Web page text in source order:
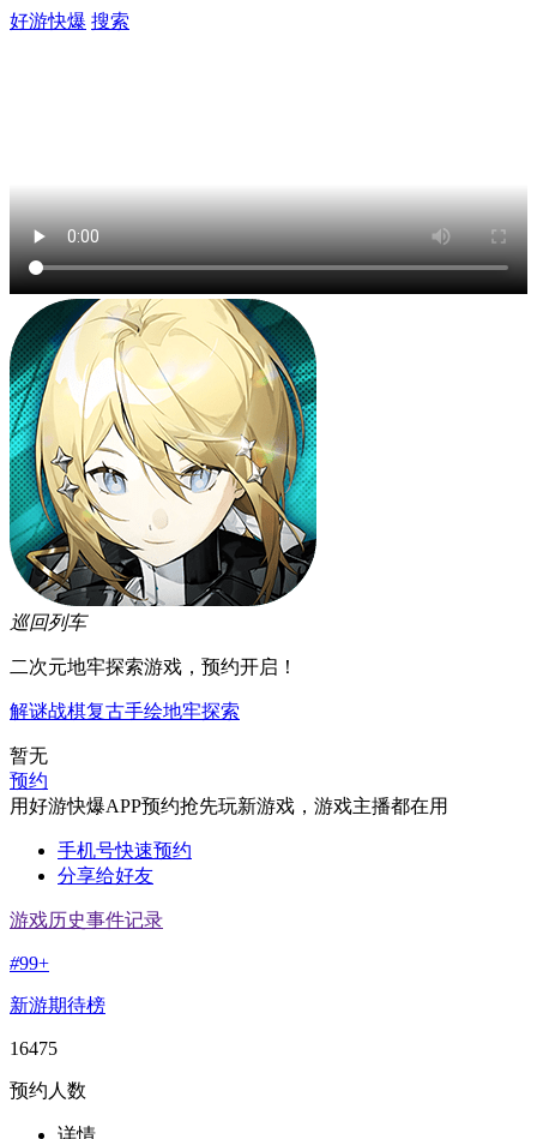
好游快爆 搜索
巡回列车
二次元地牢探索游戏，预约开启！
解谜战棋复古手绘地牢探索
暂无
预约
用好游快爆APP预约抢先玩新游戏，游戏主播都在用
手机号快速预约
分享给好友
游戏历史事件记录
#99+
新游期待榜
16475
预约人数
详情